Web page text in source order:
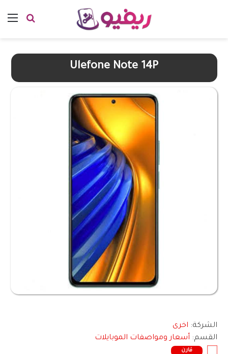
بحث
Ulefone Note 14P
الشركة: اخرى
القسم: أسعار ومواصفات الموبايلات
قارن